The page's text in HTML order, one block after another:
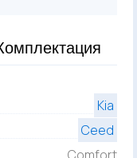
Kia
Ceed